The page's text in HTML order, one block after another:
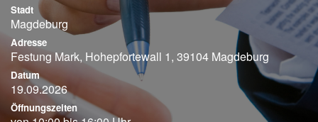
Stadt
Magdeburg
Adresse
Festung Mark, Hohepfortewall 1, 39104 Magdeburg
Datum
19.09.2026
Öffnungszeiten